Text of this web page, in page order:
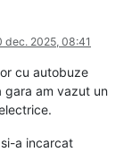
dec. 2025, 08:41
cu autobuze
gara am vazut un
a incarcat